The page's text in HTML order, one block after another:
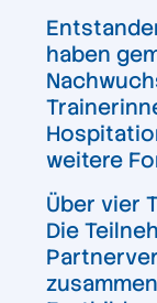
haben
weitere
Über vier
Die